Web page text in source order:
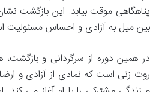
پناهگاهی موقت بیابد. این بازگشت
بین میل به آزادی و احساس مسئولیت
در همین دوره از سرگردانی و
روث زنی است که نمادی از آزادی و